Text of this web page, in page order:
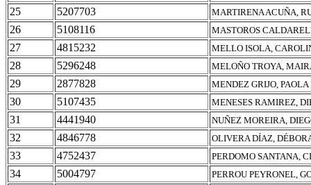
25 5207703 MARTIRENA ACUÑA,
26 5108116 MASTOROS
27 4815232 MELLO ISOLA,
28 5296248 MELOÑO TROYA,
29 2877828 MENDEZ GRIJO,
30 5107435 MENESES RAMIREZ,
31 4441940 NUÑEZ MOREIRA,
32 4846778 OLIVERA DÍAZ,
33 4752437 PERDOMO SANTANA,
34 5004797 PERROU PEYRONEL,